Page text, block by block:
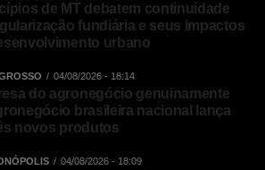
de MT debatem continuidade
fundiária e seus impactos
urbano
04/08/2026 - 18:14
do agronegócio genuinamente
brasileira nacional lança
novos produtos
04/08/2026 - 18:09